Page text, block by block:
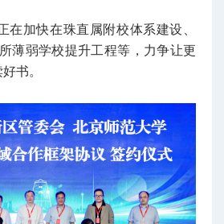
在加快在珠直属附校体系建设、
薄弱学校提升工程等，力争让更
书。